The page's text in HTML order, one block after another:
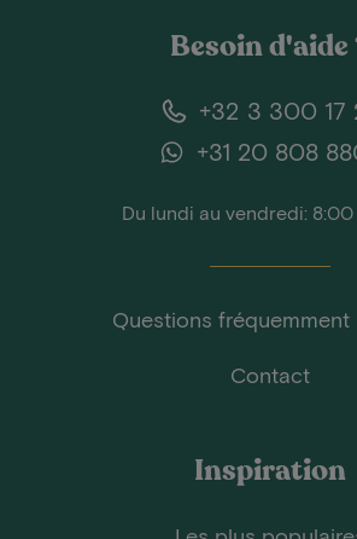
Besoin d'aide
+32 3 300 17
+31 20 808
Du lundi au vendredi:
Questions fréquemment
Contact
Inspiration